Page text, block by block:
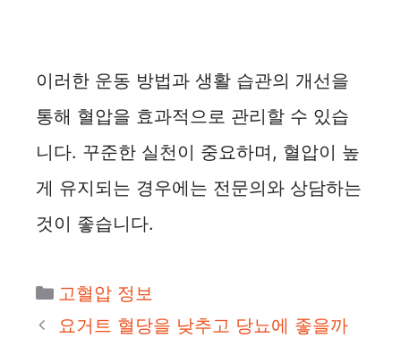
이러한 운동 방법과 생활 습관의 개선을
통해 혈압을 효과적으로 관리할 수 있습
니다. 꾸준한 실천이 중요하며, 혈압이 높
게 유지되는 경우에는 전문의와 상담하는
것이 좋습니다.
카
테
고혈압 정보
요거트 혈당을 낮추고 당뇨에 좋을까